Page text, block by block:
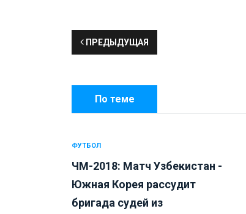
ПРЕДЫДУЩАЯ
По теме
ФУТБОЛ
ЧМ-2018: Матч Узбекистан -
Южная Корея рассудит
бригада судей из